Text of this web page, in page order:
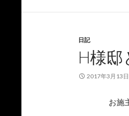
日記
H様
2017年3月13日
お施